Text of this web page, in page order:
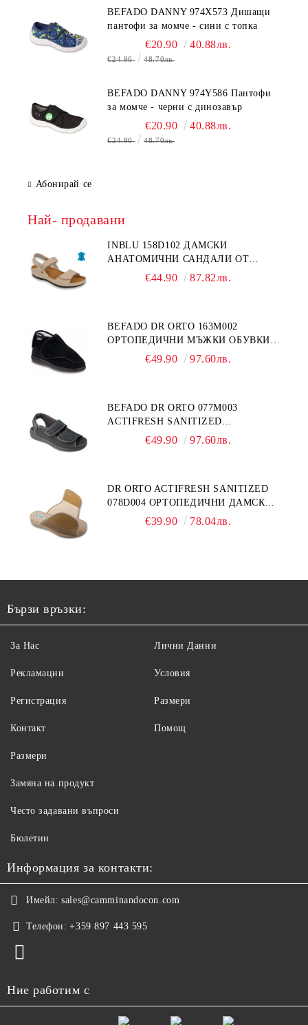
BEFADO DANNY 974X573 Дишащи
пантофи за момче - сини с топка
€20.90 40.88лв.
€24.90 48.70лв.
BEFADO DANNY 974Y586 Пантофи
за момче - черни с динозавър
€20.90 40.88лв.
€24.90 48.70лв.
Абонирай се
Най- продавани
INBLU 158D102 ДАМСКИ
АНАТОМИЧНИ САНДАЛИ ОТ
ЕСТЕСТВЕНА КОЖА, БЕЖОВИ
€44.90 87.82лв.
BEFADO DR ORTO 163M002
ОРТОПЕДИЧНИ МЪЖКИ ОБУВКИ
ЗА ГИПСИРАН ИЛИ СВРЪХ
€49.90 97.60лв.
BEFADO DR ORTO 077M003
ACTIFRESH SANITIZED
ОРТОПЕДИЧНИ САНДАЛИ ЗА
€49.90 97.60лв.
DR ORTO ACTIFRESH SANITIZED
078D004 ОРТОПЕДИЧНИ ДАМСКИ
ЧЕХЛИ ЗА МНОГО ОТЕКЪЛ КРАК,
€39.90 78.04лв.
Бързи връзки:
За Нас
Рекламации
Регистрация
Контакт
Лични Данни
Условия
Размери
Помощ
Размери
Замяна на продукт
Често задавани въпроси
Бюлетин
Информация за контакти:
Имейл: sales@camminandocon.com
Телефон: +359 897 443 595
Ние работим с